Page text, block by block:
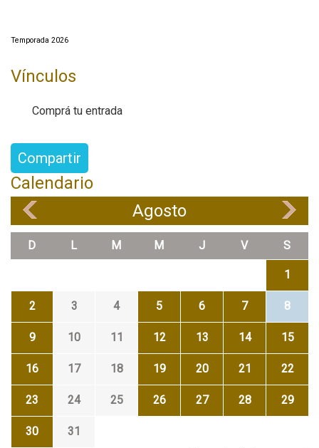
Temporada 2026
Vínculos
Comprá tu entrada
Compartir
Calendario
Agosto
D L M M J V S
1
2 3 4 5 6 7 8
9 10 11 12 13 14 15
16 17 18 19 20 21 22
23 24 25 26 27 28 29
30
31